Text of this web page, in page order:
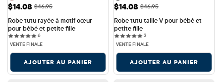
Prix ​​de vente: $14.08
$14.08 Prix ​​d'origine: $46.95
$46.95
Robe tutu rayée à motif cœur
pour bébé et petite fille
66 reviews
VENTE FINALE
AJOUTER AU PANIER
Prix ​​de vente: $14.08
$14.08 Prix ​​d'origine: $46.95
$46.95
Robe tutu taille V pour bébé et
petite fille
33 reviews
VENTE FINALE
AJOUTER AU PANIER